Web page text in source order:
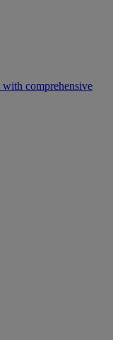
comprehensive